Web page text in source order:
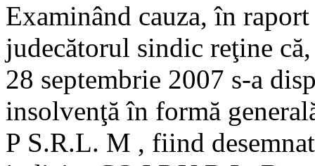
Examinând cauza, în
judecătorul sindic reţine
28 septembrie 2007 s-a
insolvenţă în formă
P S.R.L. M , fiind